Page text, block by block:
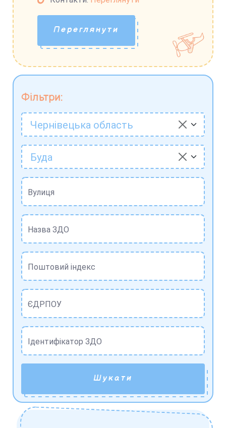
Фільтри:
Чернівецька область
Буда
Вулиця
Назва ЗДО
Поштовий індекс
ЄДРПОУ
Ідентифікатор ЗДО
Шукати
Переглянути